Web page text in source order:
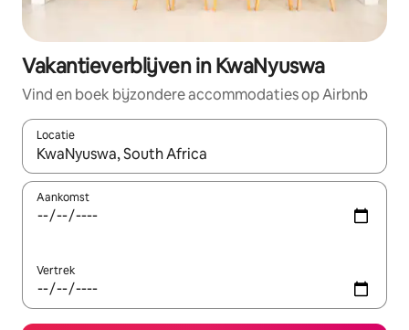
Vakantieverblijven in KwaNyuswa
Vind en boek bijzondere accommodaties op Airbnb
Locatie
Wanneer er resultaten beschikbaar zijn, maak je een keuze
Aankomst
Vertrek